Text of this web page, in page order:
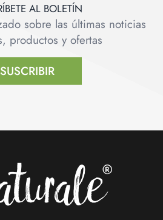
AL BOLETÍN
sobre las últimas noticias
productos y ofertas
SUSCRIBIR